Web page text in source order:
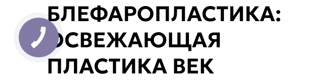
БЛЕФАРОПЛАСТИКА:
ОСВЕЖАЮЩАЯ
ПЛАСТИКА ВЕК